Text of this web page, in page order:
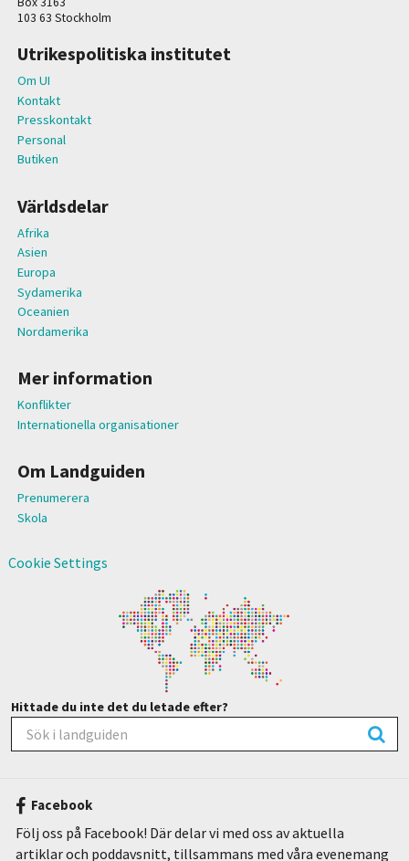
103 63 Stockholm
Utrikespolitiska institutet
Om UI
Kontakt
Presskontakt
Personal
Butiken
Världsdelar
Afrika
Asien
Europa
Sydamerika
Oceanien
Nordamerika
Mer information
Konflikter
Internationella organisationer
Om Landguiden
Prenumerera
Skola
Cookie Settings
Hittade du inte det du letade efter?
Facebook
Följ oss på Facebook! Där delar vi med oss av aktuella
artiklar och poddavsnitt, tillsammans med våra evenemang